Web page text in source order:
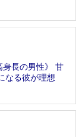
身長の男性》 甘
なる彼が理想